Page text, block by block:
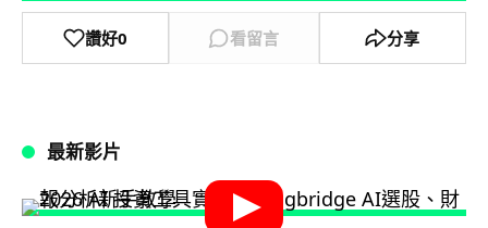
讚好0 看留言 分享
最新影片